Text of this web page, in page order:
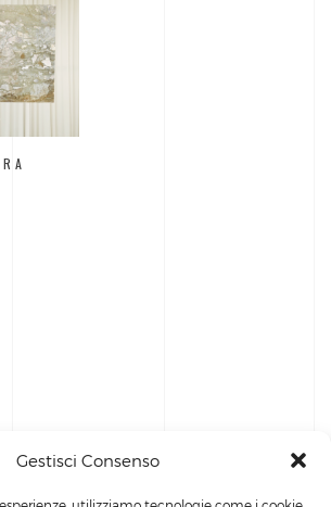
Gestisci Consenso